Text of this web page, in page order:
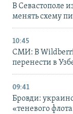
В Севастополе
менять схему
10:45
СМИ: В
перенести в
09:41
Бровди:
«теневого